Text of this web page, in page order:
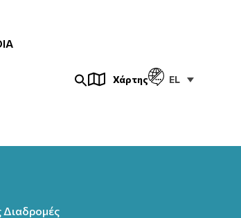
Χάρτης EL
Διαδρομές